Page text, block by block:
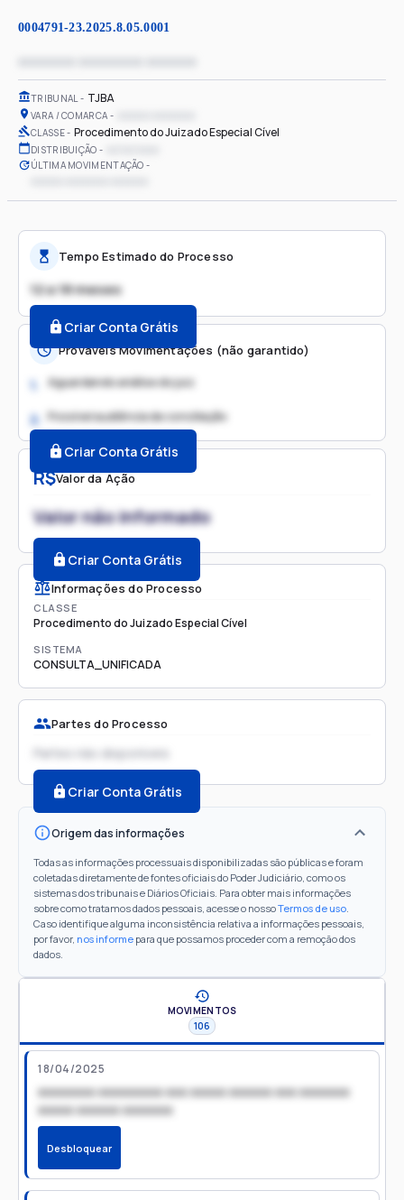
0004791-23.2025.8.05.0001
TRIBUNAL TJBA
VARA / COMARCA
CLASSE Procedimento do Juizado Especial Cível
DISTRIBUIÇÃO
ÚLTIMA MOVIMENTAÇÃO
R$Valor da Ação
Valor não informado
Criar Conta Grátis
Informações do Processo
CLASSE
Procedimento do Juizado Especial Cível
SISTEMA
CONSULTA_UNIFICADA
Partes do Processo
Partes não disponíveis
Criar Conta Grátis
Origem das informações
Todas as informações processuais disponibilizadas são públicas e foram
coletadas diretamente de fontes oficiais do Poder Judiciário, como os
sistemas dos tribunais e Diários Oficiais. Para obter mais informações
sobre como tratamos dados pessoais, acesse o nossoTermos de uso.
Caso identifique alguma inconsistência relativa a informações pessoais,
por favor, nos informe para que possamos proceder com a remoção dos
dados.
Tempo Estimado do Processo
12 a 18 meses
Criar Conta Grátis
Prováveis Movimentações (não garantido)
1. Aguardando análise do juiz
2. Possível audiência de conciliação
Criar Conta Grátis
MOVIMENTOS
106
18/04/2025
xxxxxxxx xxxxxxxxx xxx xxxxx xxxxxx xxx xxxxxxx
xxxxx xxxxxx xxxxxxx
Desbloquear